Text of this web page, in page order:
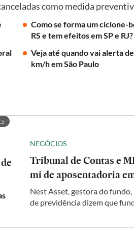
como medida
Como se forma um ciclone-
RS e tem efeitos em SP e
Veja até quando vai alerta
km/h em São Paulo
NEGÓCIOS
Tribunal de Contas e
mi de aposentadoria
Nest Asset, gestora do
de previdência dizem que